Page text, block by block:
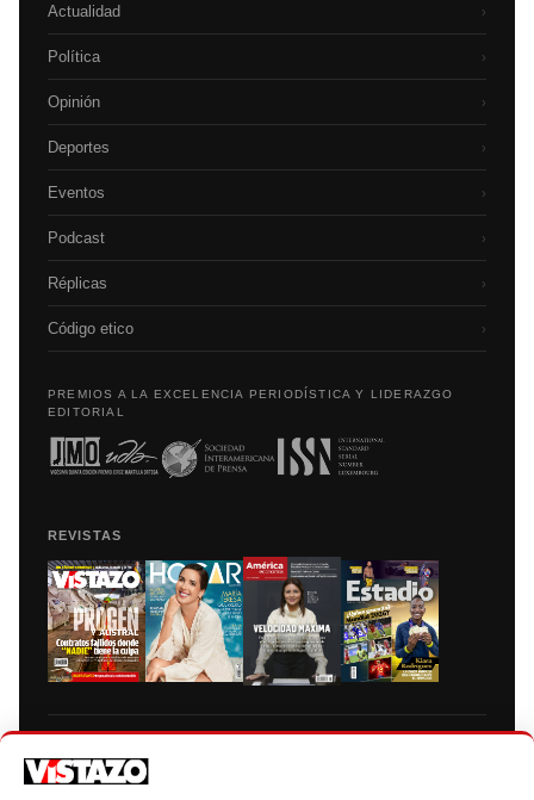
Actualidad ›
Política ›
Opinión ›
Deportes ›
Eventos ›
Podcast ›
Réplicas ›
Código etico ›
PREMIOS A LA EXCELENCIA PERIODÍSTICA Y LIDERAZGO
EDITORIAL
REVISTAS
autorización escrita de su titular, de todos los contenidos de Vistazo.com.